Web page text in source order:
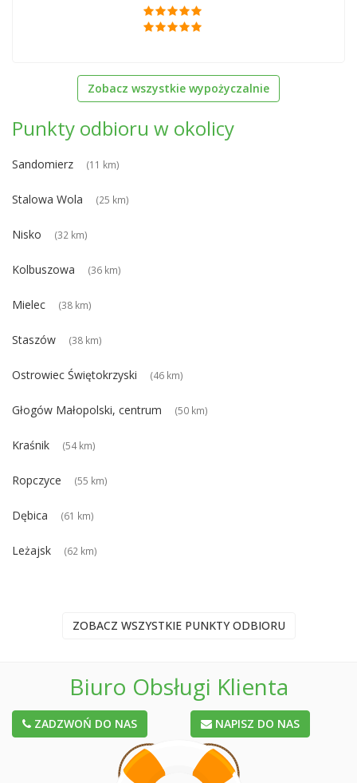
Zobacz wszystkie wypożyczalnie
Punkty odbioru w okolicy
Sandomierz (11 km)
Stalowa Wola (25 km)
Nisko (32 km)
Kolbuszowa (36 km)
Mielec (38 km)
Staszów (38 km)
Ostrowiec Świętokrzyski (46 km)
Głogów Małopolski, centrum (50 km)
Kraśnik (54 km)
Ropczyce (55 km)
Dębica (61 km)
Leżajsk (62 km)
ZOBACZ WSZYSTKIE PUNKTY ODBIORU
Biuro Obsługi Klienta
ZADZWOŃ DO NAS NAPISZ DO NAS